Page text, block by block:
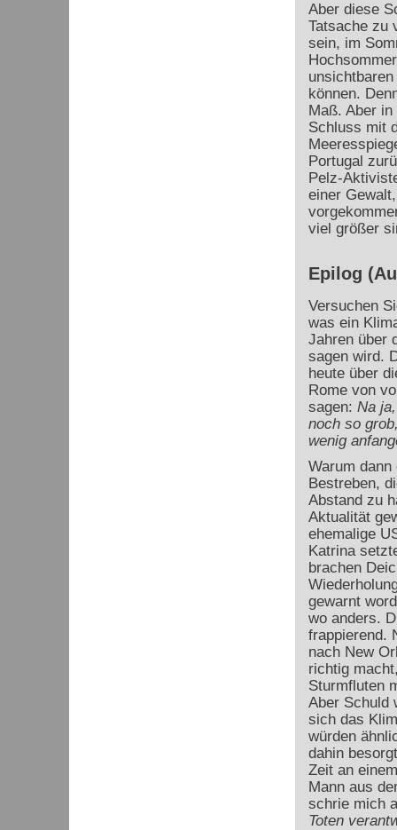
Aber diese
Tatsache zu
sein, im
können.
Maß. Aber
Schluss mit
Portugal
Pelz-
einer
viel größer
Epilog
Versuchen
was ein
Jahren über
sagen wird.
heute über
Rome von
sagen: Na
noch so
wenig
Warum dann
Bestreben,
Abstand zu
Aktualität
ehemalige
Katrina
brachen
gewarnt
wo anders.
frappierend.
nach New
richtig
Sturmfluten
Aber Schuld
sich das
würden
dahin
Zeit an
Mann aus
schrie mich
Toten